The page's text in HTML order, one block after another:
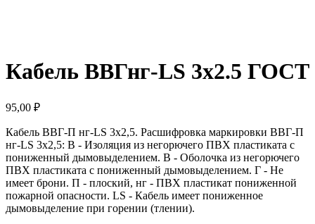
Кабель ВВГнг-LS 3х2.5 ГОСТ
95,00 ₽
Кабель ВВГ-П нг-LS 3х2,5. Расшифровка маркировки ВВГ-П
нг-LS 3x2,5: В - Изоляция из негорючего ПВХ пластиката с
пониженный дымовыделением. В - Оболочка из негорючего
ПВХ пластиката с пониженный дымовыделением. Г - Не
имеет брони. П - плоский, нг - ПВХ пластикат пониженной
пожарной опасности. LS - Кабель имеет пониженное
дымовыделение при горении (тлении).